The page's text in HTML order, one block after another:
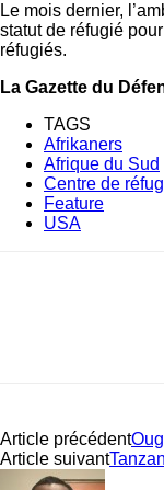
Le mois dernier,
statut de réfugié
réfugiés.
La Gazette du
TAGS
Afrikaners
Afrique du Sud
Centre de
Feature
USA
Article précédent
Article suivant